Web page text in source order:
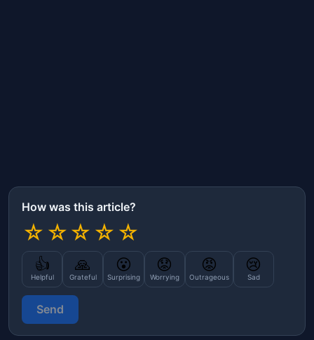
How was this article?
☆ ☆☆ ☆ ☆
👍
Helpful
🙏
Grateful
😮
Surprising
😟
Worrying
😡
Outrageous
😢
Sad
Send